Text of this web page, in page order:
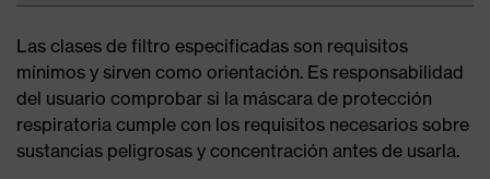
Las clases de filtro especificadas son requisitos
mínimos y sirven como orientación. Es responsabilidad
del usuario comprobar si la máscara de protección
respiratoria cumple con los requisitos necesarios sobre
sustancias peligrosas y concentración antes de usarla.